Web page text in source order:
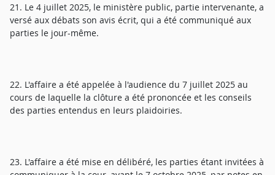
21. Le 4 juillet 2025, le ministère public, partie intervenante, a
versé aux débats son avis écrit, qui a été communiqué aux
parties le jour-même.
22. L'affaire a été appelée à l'audience du 7 juillet 2025 au
cours de laquelle la clôture a été prononcée et les conseils
des parties entendus en leurs plaidoiries.
23. L'affaire a été mise en délibéré, les parties étant invitées à